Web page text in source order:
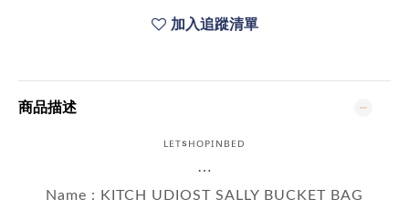
加入追蹤清單
商品描述
ᴸᴱᵀˢᴴᴼᴾᴵᴺᴮᴱᴰ
⋯
Name : KITCH UDIOST SALLY BUCKET BAG